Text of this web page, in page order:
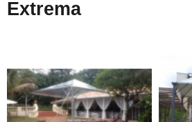
Extrema